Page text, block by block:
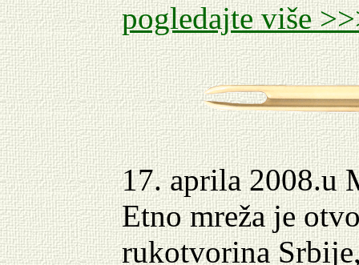
pogledajte više
17. aprila 2008.u
Etno mreža je
rukotvorina